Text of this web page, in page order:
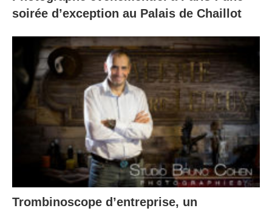
soirée d’exception au Palais de Chaillot
Trombinoscope d’entreprise, un